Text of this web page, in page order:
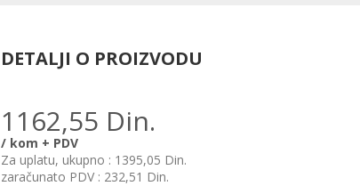
DETALJI O PROIZVODU
1162,55 Din.
/ kom + PDV
Za uplatu, ukupno : 1395,05 Din.
zaračunato PDV : 232,51 Din.